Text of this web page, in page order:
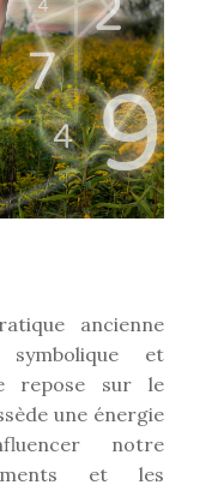
ancienne
et
repose sur le
une énergie
notre
et les